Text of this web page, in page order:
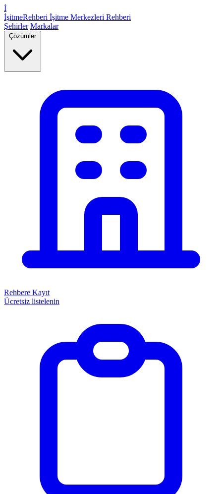
İ
İşitmeRehberi İşitme Merkezleri Rehberi
Şehirler Markalar
Çözümler
Rehbere Kayıt
Ücretsiz listelenin